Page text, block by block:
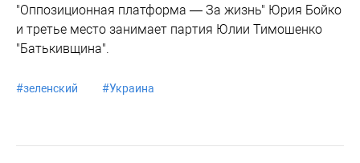
"Оппозиционная платформа — За жизнь" Юрия Бойко
и третье место занимает партия Юлии Тимошенко
"Батькивщина".
#зеленский #Украина